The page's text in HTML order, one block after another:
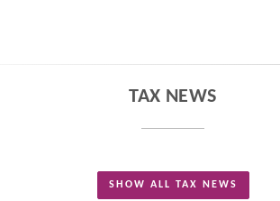
TAX NEWS
SHOW ALL TAX NEWS